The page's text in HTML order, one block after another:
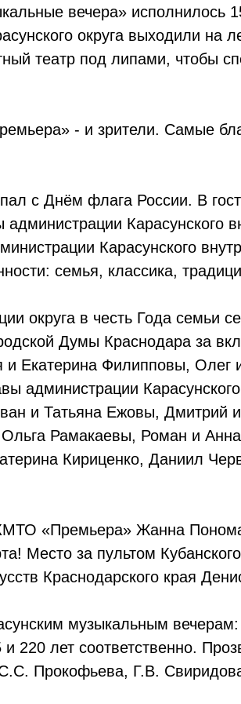
вечера» исполнилось
округа выходили на
театр под липами, чтобы
- и зрители. Самые
с Днём флага России. В
Карасунского
Карасунского
семья, классика,
округа в честь Года семьи
Думы Краснодара за
и Екатерина Филипповы,
администрации Карасунского
и Татьяна Ежовы, Дмитрий
Рамакаевы, Роман и
Кириценко, Даниил
«Премьера» Жанна
Место за пультом
Краснодарского края
музыкальным
220 лет соответственно.
Прокофьева, Г.В.